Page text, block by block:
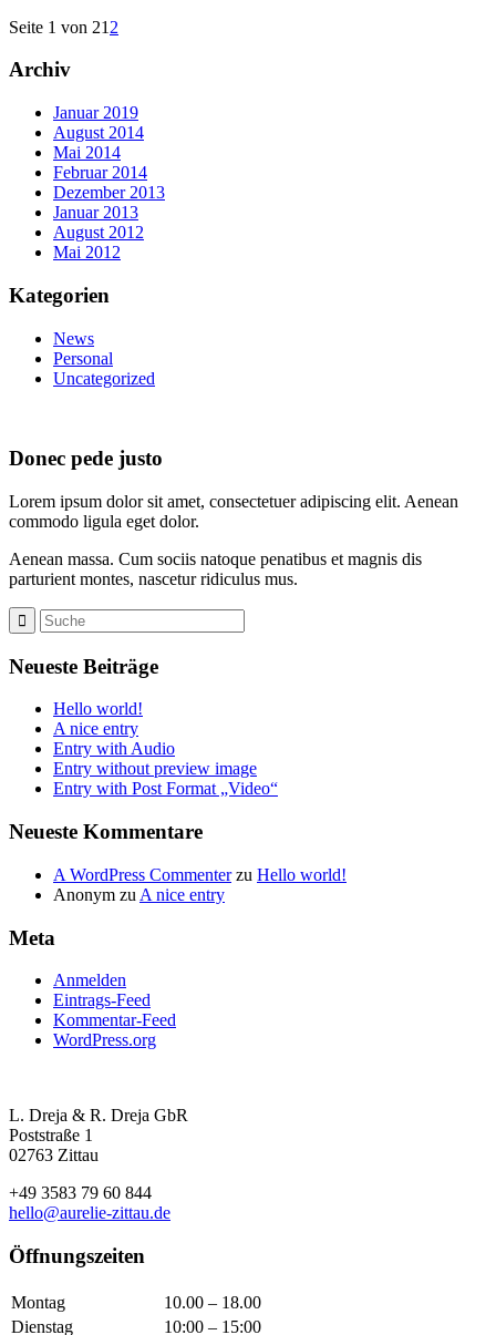
Seite 1 von 21 2
Archiv
Januar 2019
August 2014
Mai 2014
Februar 2014
Dezember 2013
Januar 2013
August 2012
Mai 2012
Kategorien
News
Personal
Uncategorized
Donec pede justo
Lorem ipsum dolor sit amet, consectetuer adipiscing elit. Aenean
commodo ligula eget dolor.
Aenean massa. Cum sociis natoque penatibus et magnis dis
parturient montes, nascetur ridiculus mus.
Neueste Beiträge
Hello world!
A nice entry
Entry with Audio
Entry without preview image
Entry with Post Format „Video“
Neueste Kommentare
A WordPress Commenterzu Hello world!
Anonym zu A nice entry
Meta
Anmelden
Eintrags-Feed
Kommentar-Feed
WordPress.org
L. Dreja & R. Dreja GbR
Poststraße 1
02763 Zittau
+49 3583 79 60 844
hello@aurelie-zittau.de
Öffnungszeiten
Montag
10.00 – 18.00
Dienstag
10:00 – 15:00